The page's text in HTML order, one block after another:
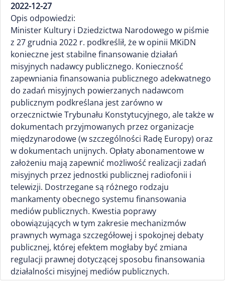
2022-12-27
Opis odpowiedzi:
Minister Kultury i Dziedzictwa Narodowego w piśmie
z 27 grudnia 2022 r. podkreślił, że w opinii MKiDN
konieczne jest stabilne finansowanie działań
misyjnych nadawcy publicznego. Konieczność
zapewniania finansowania publicznego adekwatnego
do zadań misyjnych powierzanych nadawcom
publicznym podkreślana jest zarówno w
orzecznictwie Trybunału Konstytucyjnego, ale także w
dokumentach przyjmowanych przez organizacje
międzynarodowe (w szczególności Radę Europy) oraz
w dokumentach unijnych. Opłaty abonamentowe w
założeniu mają zapewnić możliwość realizacji zadań
misyjnych przez jednostki publicznej radiofonii i
telewizji. Dostrzegane są różnego rodzaju
mankamenty obecnego systemu finansowania
mediów publicznych. Kwestia poprawy
obowiązujących w tym zakresie mechanizmów
prawnych wymaga szczegółowej i spokojnej debaty
publicznej, której efektem mogłaby być zmiana
regulacji prawnej dotyczącej sposobu finansowania
działalności misyjnej mediów publicznych.